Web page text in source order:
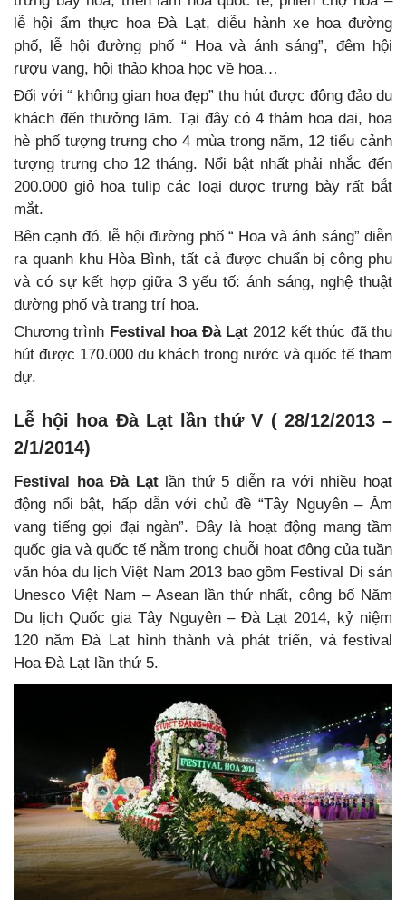
lễ hội ẩm thực hoa Đà Lạt, diễu hành xe hoa đường
phố, lễ hội đường phố “ Hoa và ánh sáng”, đêm hội
rượu vang, hội thảo khoa học về hoa…
Đối với “ không gian hoa đẹp” thu hút được đông đảo du
khách đến thưởng lãm. Tại đây có 4 thảm hoa dai, hoa
hè phố tượng trưng cho 4 mùa trong năm, 12 tiểu cảnh
tượng trưng cho 12 tháng. Nổi bật nhất phải nhắc đến
200.000 giỏ hoa tulip các loại được trưng bày rất bắt
mắt.
Bên cạnh đó, lễ hội đường phố “ Hoa và ánh sáng” diễn
ra quanh khu Hòa Bình, tất cả được chuẩn bị công phu
và có sự kết hợp giữa 3 yếu tố: ánh sáng, nghệ thuật
đường phố và trang trí hoa.
Chương trình Festival hoa Đà Lạt2012 kết thúc đã thu
hút được 170.000 du khách trong nước và quốc tế tham
dự.
Lễ hội hoa Đà Lạt lần thứ V ( 28/12/2013 –
2/1/2014)
Festival hoa Đà Lạtlần thứ 5 diễn ra với nhiều hoạt
động nổi bật, hấp dẫn với chủ đề “Tây Nguyên – Âm
vang tiếng gọi đại ngàn”. Đây là hoạt động mang tầm
quốc gia và quốc tế nằm trong chuỗi hoạt động của tuần
văn hóa du lịch Việt Nam 2013 bao gồm Festival Di sản
Unesco Việt Nam – Asean lần thứ nhất, công bố Năm
Du lịch Quốc gia Tây Nguyên – Đà Lạt 2014, kỷ niệm
120 năm Đà Lạt hình thành và phát triển, và festival
Hoa Đà Lạt lần thứ 5.